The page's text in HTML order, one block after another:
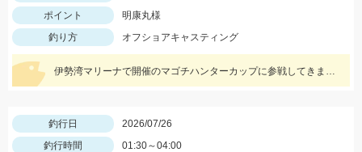
ポイント
明康丸様
釣り方
オフショアキャスティング
伊勢湾マリーナで開催のマゴチハンターカップに参戦してきました！ ヒットルアーはイージーラボ、水波、DUOジャンゴ、ドライブSSギルなど。
釣行日
2026/07/26
釣行時間
01:30～04:00